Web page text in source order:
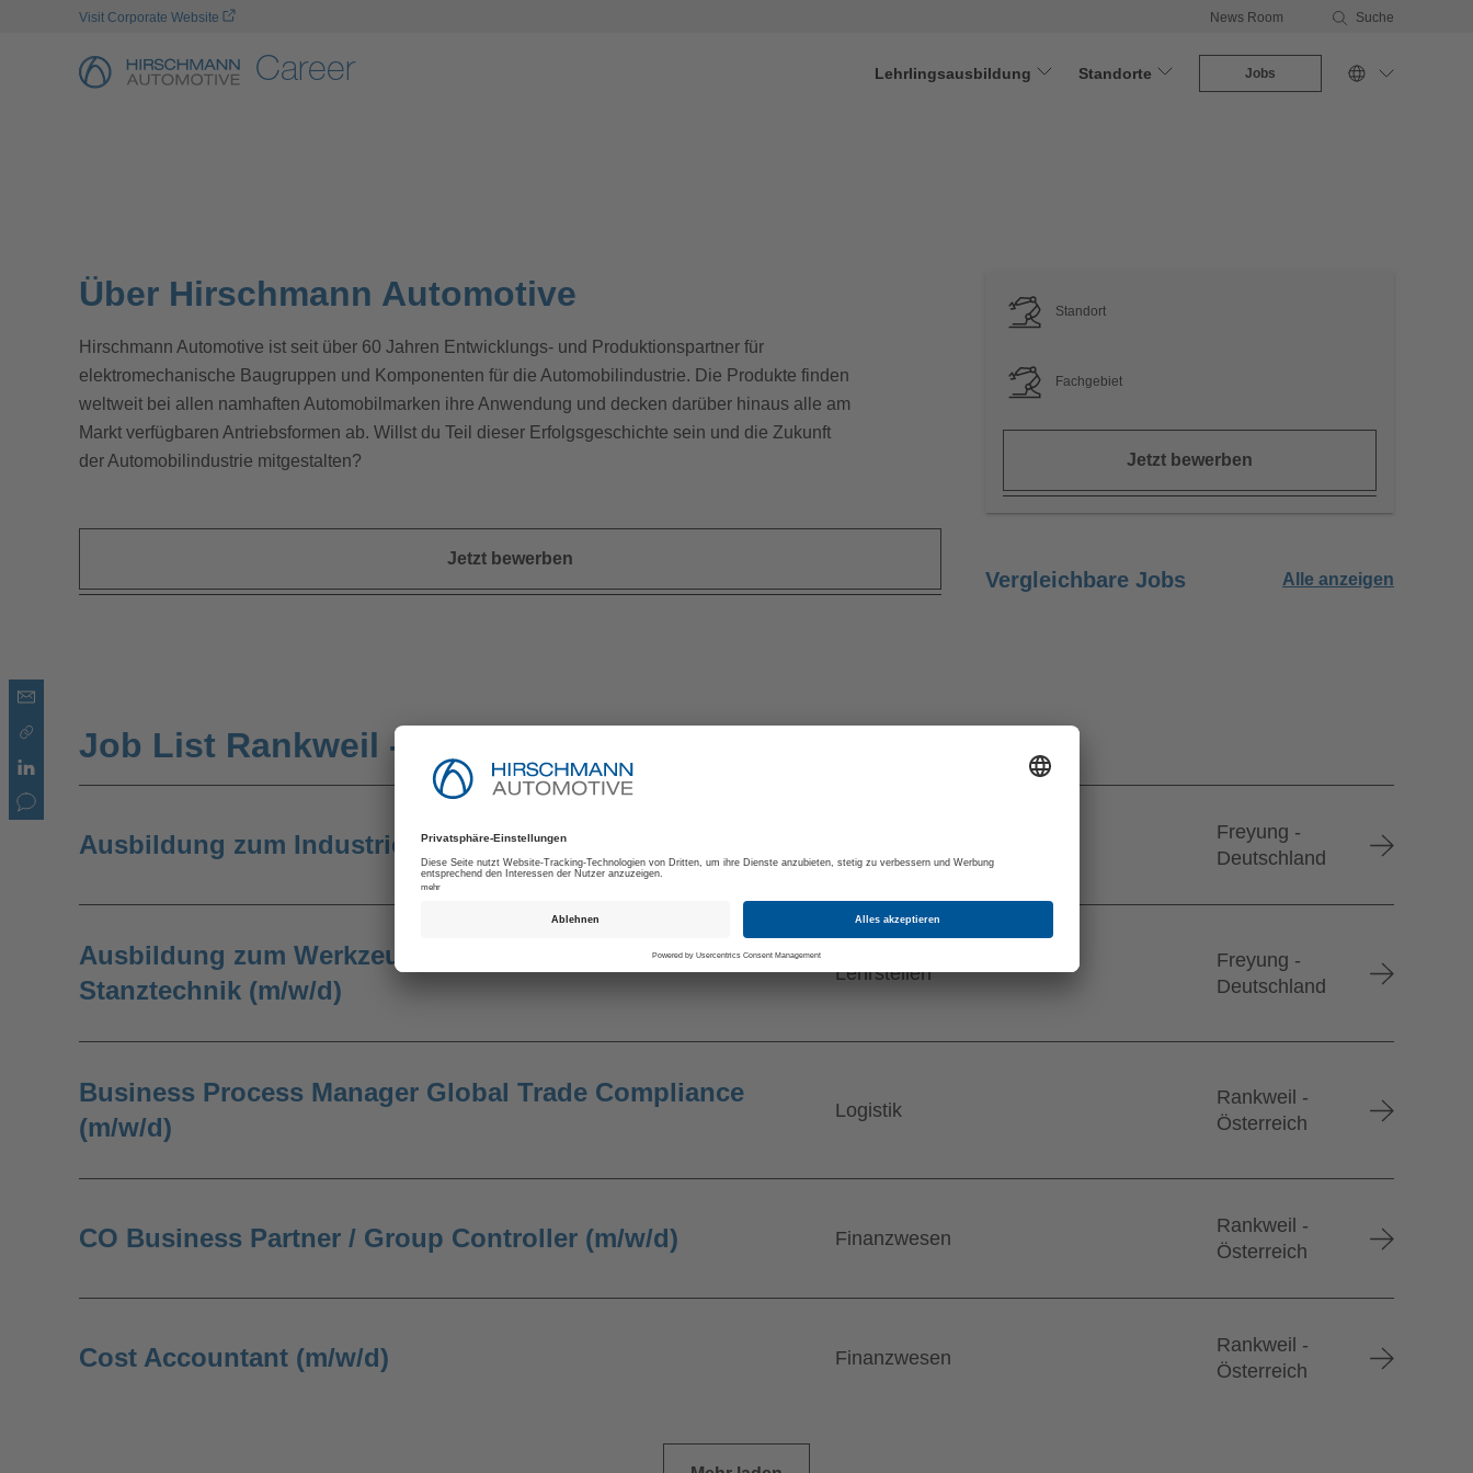
Visit Corporate Website News Room Suche
Career Lehrlingsausbildung Standorte Jobs
No Job Offer To Display
Über Hirschmann Automotive
Hirschmann Automotive ist seit über 60 Jahren Entwicklungs- und Produktionspartner für
elektromechanische Baugruppen und Komponenten für die Automobilindustrie. Die Produkte finden
weltweit bei allen namhaften Automobilmarken ihre Anwendung und decken darüber hinaus alle am
Markt verfügbaren Antriebsformen ab. Willst du Teil dieser Erfolgsgeschichte sein und die Zukunft
der Automobilindustrie mitgestalten?
Jetzt bewerben
Standort
Fachgebiet
Jetzt bewerben
Vergleichbare Jobs Alle anzeigen
Job List Rankweil - Österreich
Ausbildung zum Industriemechaniker (m/w/d)
Freyung -
Deutschland
Ausbildung zum Werkzeugmechaniker mit Fachrichtung
Stanztechnik (m/w/d)
Lehrstellen
Freyung -
Deutschland
Business Process Manager Global Trade Compliance
(m/w/d)
Logistik
Rankweil -
Österreich
CO Business Partner / Group Controller (m/w/d) Finanzwesen
Rankweil -
Österreich
Cost Accountant (m/w/d) Finanzwesen
Rankweil -
Österreich